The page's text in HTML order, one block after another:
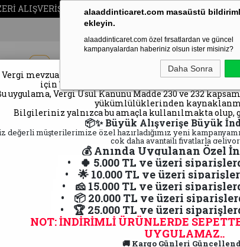
alaaddinticaret.com masaüstü
ekleyin.
alaaddinticaret.com özel fırsatlardan ve güncel
kampanyalardan haberiniz olsun ister misiniz?
Daha Sonra
Kars Balı Kars Peyniri Kars Kaz Eti
çerçeve Bal 2.70/3 KG arası
Kıymetli müşterimiz,
Vergi mevzuatı gereği, belirli tutarın üzerindeki
için T.C. kimlik numarası veya vergi numarası
uygulama, Vergi Usul Kanunu Madde 230 ve 232
yükümlülüklerinden
Bilgileriniz yalnızca bu amaçla kullanılmakta
📦✨ Büyük Alışverişe Büyük
değerli müşterilerimize özel hazırladığımız yeni
çok daha avantajlı fiyatlarla
💰 Anında Uygulanan Özel
• 🍀 5.000 TL ve üzeri
• 🌟 10.000 TL ve üzeri
• 🧀 15.000 TL ve üzeri
• 📦 20.000 TL ve üzeri
• 🏆 25.000 TL ve üzeri
NOT: İNDİRİMLİ ÜRÜNLERDE
UYGULAMAZ..
🚚 Kargo Günleri